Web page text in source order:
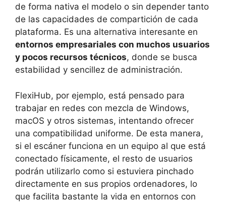
de forma nativa el modelo o sin depender tanto
de las capacidades de compartición de cada
plataforma. Es una alternativa interesante en
entornos empresariales con muchos usuarios
y pocos recursos técnicos, donde se busca
estabilidad y sencillez de administración.
FlexiHub, por ejemplo, está pensado para
trabajar en redes con mezcla de Windows,
macOS y otros sistemas, intentando ofrecer
una compatibilidad uniforme. De esta manera,
si el escáner funciona en un equipo al que está
conectado físicamente, el resto de usuarios
podrán utilizarlo como si estuviera pinchado
directamente en sus propios ordenadores, lo
que facilita bastante la vida en entornos con